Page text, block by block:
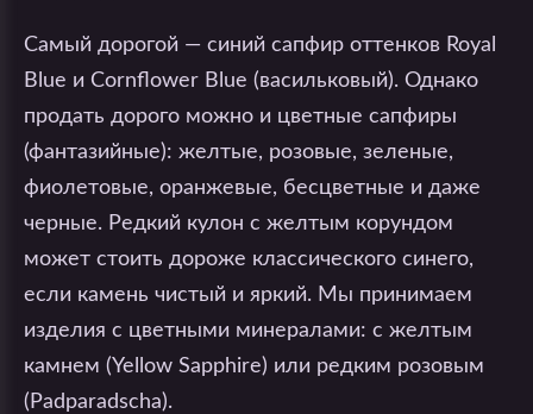
Самый дорогой — синий сапфир оттенков Royal
Blue и Cornflower Blue (васильковый). Однако
продать дорого можно и цветные сапфиры
(фантазийные): желтые, розовые, зеленые,
фиолетовые, оранжевые, бесцветные и даже
черные. Редкий кулон с желтым корундом
может стоить дороже классического синего,
если камень чистый и яркий. Мы принимаем
изделия с цветными минералами: с желтым
камнем (Yellow Sapphire) или редким розовым
(Padparadscha).